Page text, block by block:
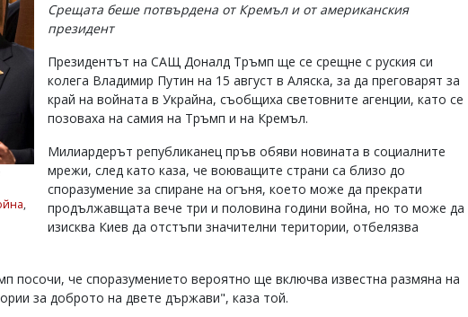
,
Срещата беше потвърдена от Кремъл и от американския
президент
Президентът на САЩ Доналд Тръмп ще се срещне с руския си
колега Владимир Путин на 15 август в Аляска, за да преговарят за
край на войната в Украйна, съобщиха световните агенции, като се
позоваха на самия на Тръмп и на Кремъл.
Милиардерът републиканец пръв обяви новината в социалните
мрежи, след като каза, че воюващите страни са близо до
споразумение за спиране на огъня, което може да прекрати
продължавщата вече три и половина години война, но то може да
изисква Киев да отстъпи значителни територии, отбелязва
посочи, че споразумението вероятно ще включва известна размяна на
за доброто на двете държави", каза той.